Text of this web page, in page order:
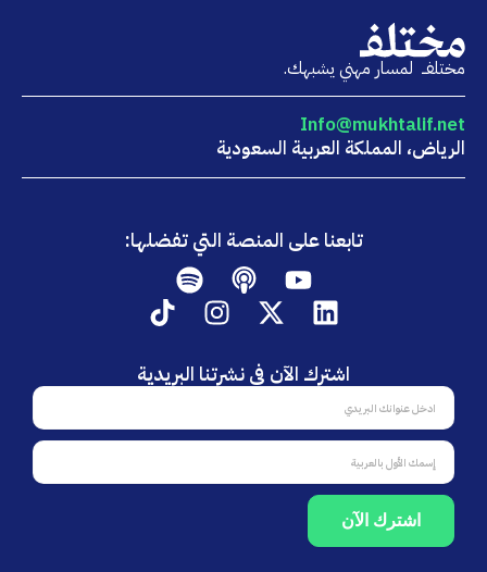
مختلفــ لمسار مهني يشبهك.
Info@mukhtalif.net
الرياض، المملكة العربية السعودية
اشترك الآن في نشرتنا البريدية
اشترك
الآن
في
نشرتنا
البريدية
Fname
اشترك الآن
تابعنا على المنصة التي تفضلها:
Youtube
Podcast
Spotify
Linkedin
X-
twitter
Instagram
Tiktok